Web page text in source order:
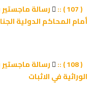
رسالة ماجستير
أمام المحاكم الدولية
رسالة ماجستير
الوراثية في الاثبات